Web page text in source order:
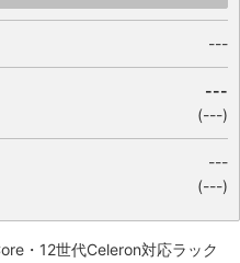
---
---
(---)
---
(---)
・12世代Celeron対応ラック